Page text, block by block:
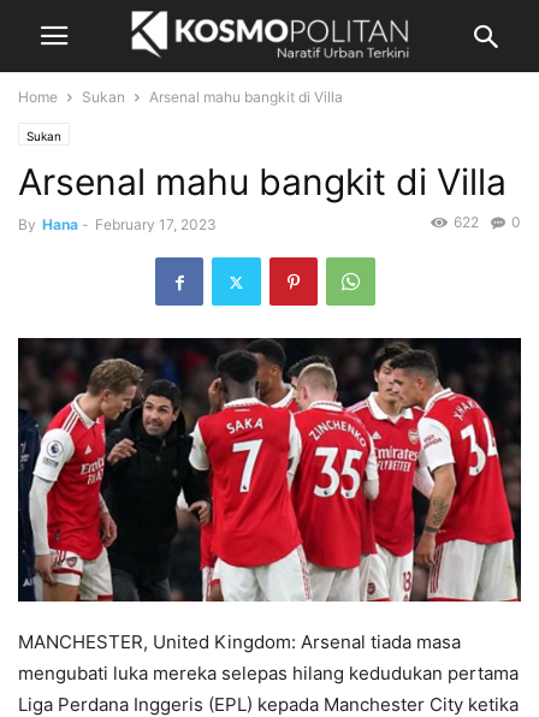
Home Sukan Arsenal mahu bangkit di Villa
Sukan
Arsenal mahu bangkit di Villa
By Hana - February 17, 2023 0
622
MANCHESTER, United Kingdom: Arsenal tiada masa
mengubati luka mereka selepas hilang kedudukan pertama
Liga Perdana Inggeris (EPL) kepada Manchester City ketika